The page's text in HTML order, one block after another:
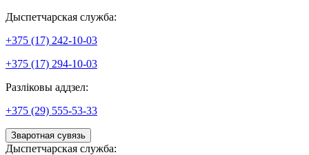
Дыспетчарская служба:
+375 (17) 242-10-03
+375 (17) 294-10-03
Разліковы аддзел:
+375 (29) 555-53-33
Зваротная сувязь
Дыспетчарская служба: